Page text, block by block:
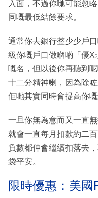
入面，不過你哋可能忽
同嘅最低結餘要求。
通常你去銀行整少少戶
級你嘅戶口做嗰啲「優
嘅名，但以後你再聽到
十二分精神喇，因為除
佢哋其實同時會提高你嘅
一旦你無為意而又一直
就會一直每月扣款約二
負數都仲會繼續扣落去
袋平安。
限時優惠：美國